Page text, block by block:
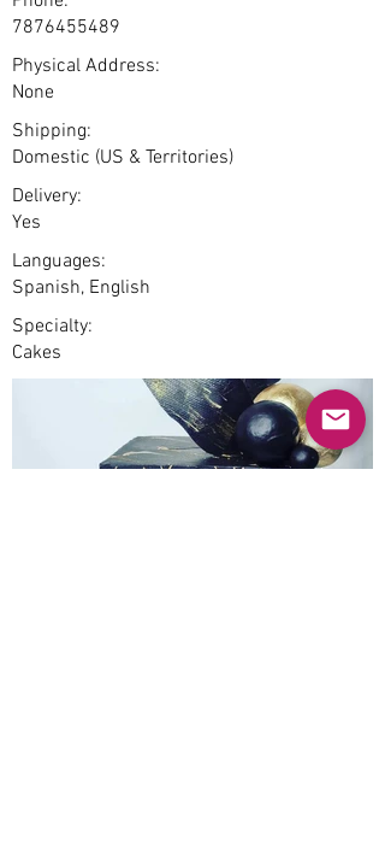
7876455489
Physical Address:
None
Shipping:
Domestic (US & Territories)
Delivery:
Yes
Languages:
Spanish, English
Specialty:
Cakes